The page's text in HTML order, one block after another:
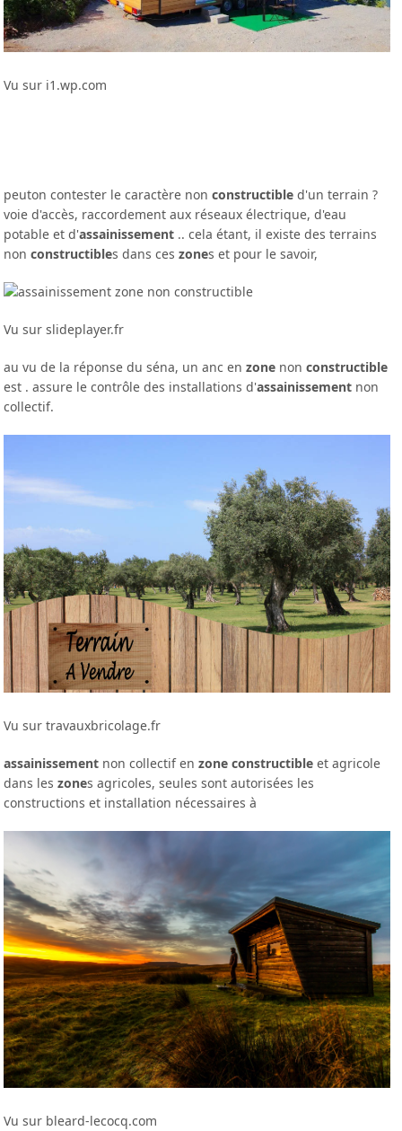
Vu sur i1.wp.com
peuton contester le caractère nonconstructible d'un terrain ?
voie d'accès, raccordement aux réseaux électrique, d'eau
potable et d'assainissement .. cela étant, il existe des terrains
nonconstructibles dans ceszones et pour le savoir,
Vu sur slideplayer.fr
au vu de la réponse du séna, un anc enzone nonconstructible
est . assure le contrôle des installations d'assainissement non
collectif.
Vu sur travauxbricolage.fr
assainissement non collectif enzone constructible et agricole
dans leszones agricoles, seules sont autorisées les
constructions et installation nécessaires à
Vu sur bleard-lecocq.com